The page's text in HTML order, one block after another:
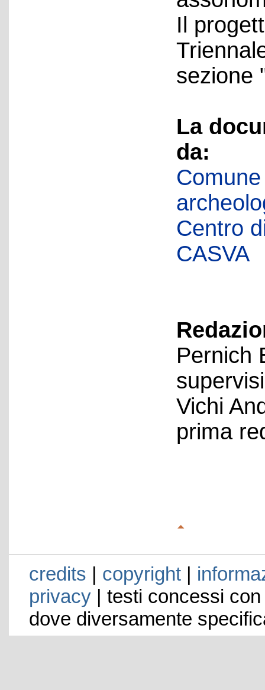
Il
sezione
La
da:
Centro
CASVA
Pernich
Vichi
prima
credits | copyright|
privacy| testi concessi
dove diversamente